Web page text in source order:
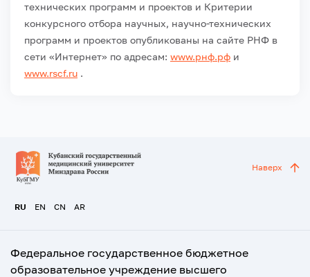
технических программ и проектов и Критерии
конкурсного отбора научных, научно-технических
программ и проектов опубликованы на сайте РНФ в
сети «Интернет» по адресам: www.рнф.рф и
www.rscf.ru .
RU EN CN AR
Наверх
Федеральное государственное бюджетное
образовательное учреждение высшего